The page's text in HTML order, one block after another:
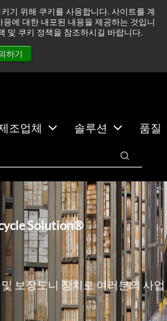
기 위해 쿠키를 사용합니다. 사이트를 계
에 대한 내포된 내용을 제공하는 것입니
및 쿠키 정책을 참조하시길 바랍니다.
하기
주시하고 있으며, 모든 서비스는
있습니다. 더 읽어보기 →
문의하기
조업체 솔루션
품질
검색
Solution®
보장도니 장치로 여러분의 사업